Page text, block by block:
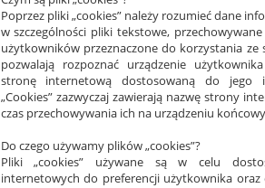
Poprzez pliki „cookies” należy rozumieć dane
w szczególności pliki tekstowe,
użytkowników przeznaczone do korzystania
pozwalają rozpoznać urządzenie
stronę internetową dostosowaną do jego
„Cookies” zazwyczaj zawierają nazwę strony
czas przechowywania ich na urządzeniu
Do czego używamy plików „cookies”?
Pliki „cookies” używane są w celu
internetowych do preferencji użytkownika oraz